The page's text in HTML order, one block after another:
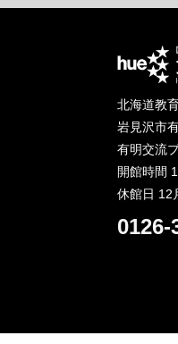
北海道教
岩見沢市
有明交流
開館時間
休館日 12
0126-